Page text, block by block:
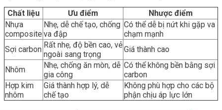
Chất liệu
Ưu điểm
Nhược điểm
Nhựa
composite
Nhẹ, dễ chế tạo, chống
va đập
Có thể dễ bị nứt khi gặp va
chạm mạnh
Sợi carbon Rất nhẹ, độ bền cao, vẻ
ngoài sang trọng
Giá thành cao
Nhôm
Nhẹ, chống ăn mòn, dễ
gia công
Có thể không bền bằng sợi
carbon
Hợp kim
nhôm
Giá thành hợp lý, dễ
chế tạo
Không phù hợp cho các bộ
phận chịu áp lực lớn